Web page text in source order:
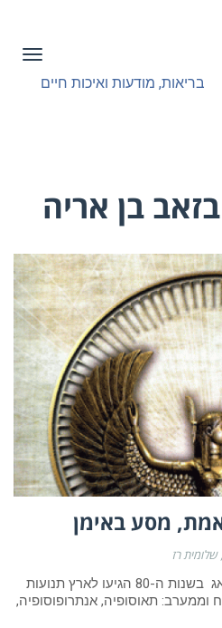
בריאות, מודעות ואיכות חיים
זאב בן אריה
מסע באימן
שלומית רז
מאת: זאב בן אריה הוצאת: פראג בשנות ה-80 הגיעו לארץ תנועות
וממערב: תאוסופיה, אנתרופוסופיה,